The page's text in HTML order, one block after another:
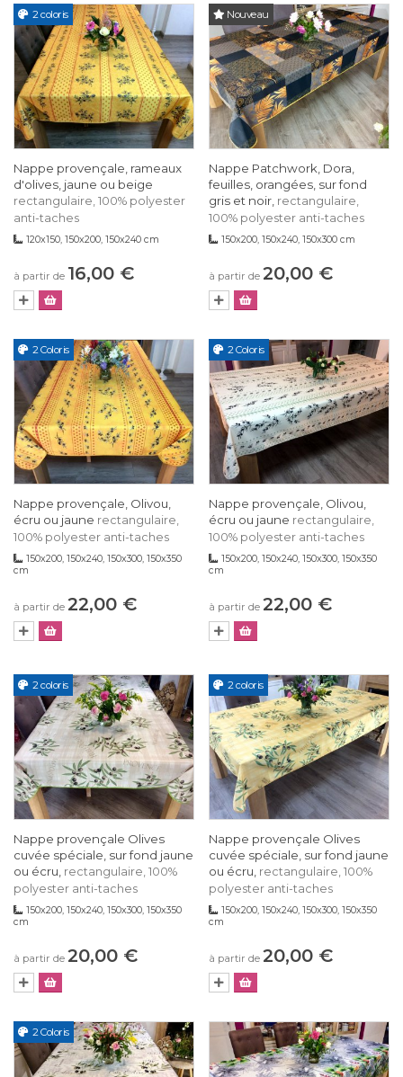
2 coloris
Nappe provençale, rameaux
d'olives, jaune ou beige
rectangulaire, 100% polyester
anti-taches
120x150, 150x200, 150x240 cm
à partir de 16,00 €
Nouveau
Nappe Patchwork, Dora,
feuilles, orangées, sur fond
gris et noir, rectangulaire,
100% polyester anti-taches
150x200, 150x240, 150x300 cm
à partir de 20,00 €
2 Coloris
Nappe provençale, Olivou,
écru ou jaune rectangulaire,
100% polyester anti-taches
150x200, 150x240, 150x300, 150x350
cm
à partir de 22,00 €
2 Coloris
Nappe provençale, Olivou,
écru ou jaune rectangulaire,
100% polyester anti-taches
150x200, 150x240, 150x300, 150x350
cm
à partir de 22,00 €
2 coloris
Nappe provençale Olives
cuvée spéciale, sur fond jaune
ou écru, rectangulaire, 100%
polyester anti-taches
150x200, 150x240, 150x300, 150x350
cm
à partir de 20,00 €
2 coloris
Nappe provençale Olives
cuvée spéciale, sur fond jaune
ou écru, rectangulaire, 100%
polyester anti-taches
150x200, 150x240, 150x300, 150x350
cm
à partir de 20,00 €
2 Coloris